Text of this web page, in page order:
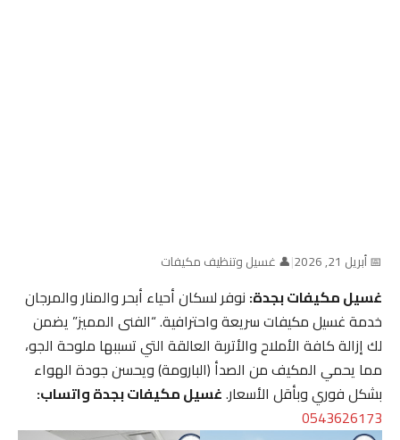
📅 أبريل 21, 2026 |👤 غسيل وتنظيف مكيفات
غسيل مكيفات بجدة:نوفر لسكان أحياء أبحر والمنار والمرجان
خدمة غسيل مكيفات سريعة واحترافية. “الفنى المميز” يضمن
لك إزالة كافة الأملاح والأتربة العالقة التي تسببها ملوحة الجو،
مما يحمي المكيف من الصدأ (البارومة) ويحسن جودة الهواء
بشكل فوري وبأقل الأسعار.غسيل مكيفات بجدة واتساب:
0543626173